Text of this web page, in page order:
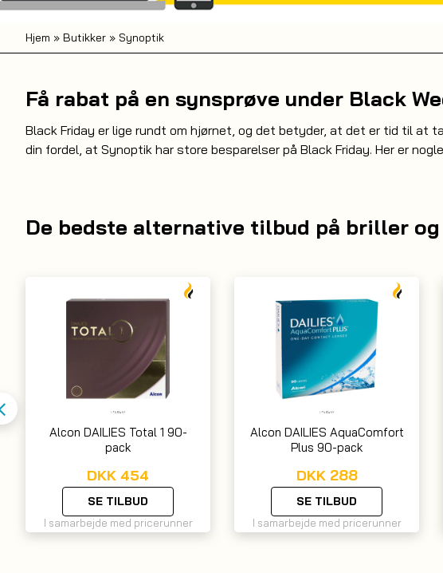
Hjem » Butikker » Synoptik
Få rabat på en synsprøve under Black
Black Friday er lige rundt om hjørnet, og det betyder, at det er tid til at
din fordel, at Synoptik har store besparelser på Black Friday. Her er
De bedste alternative tilbud på briller
Alcon DAILIES Total 1 90-
pack
I samarbejde med pricerunner
DKK 454
SE TILBUD
Alcon DAILIES AquaComfort
Plus 90-pack
I samarbejde med pricerunner
DKK288
SE TILBUD